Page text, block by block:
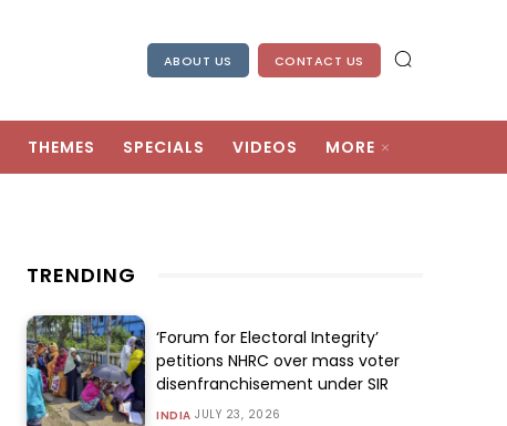
ABOUT US CONTACT US
THEMES SPECIALS VIDEOS MORE
TRENDING
‘Forum for Electoral Integrity’
petitions NHRC over mass voter
disenfranchisement under SIR
INDIA JULY 23, 2026